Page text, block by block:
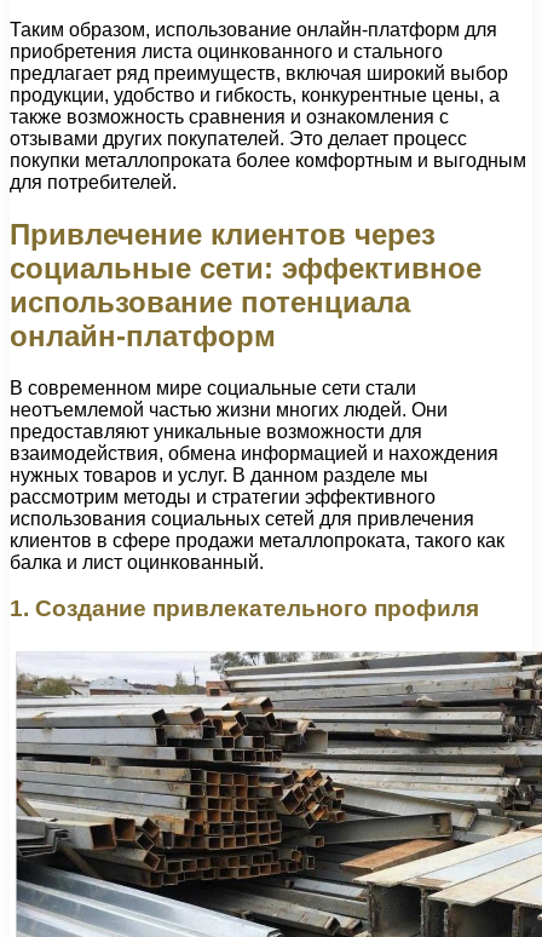
Таким образом, использование онлайн-платформ для
приобретения листа оцинкованного и стального
предлагает ряд преимуществ, включая широкий выбор
продукции, удобство и гибкость, конкурентные цены, а
также возможность сравнения и ознакомления с
отзывами других покупателей. Это делает процесс
покупки металлопроката более комфортным и выгодным
для потребителей.
Привлечение клиентов через
социальные сети: эффективное
использование потенциала
онлайн-платформ
В современном мире социальные сети стали
неотъемлемой частью жизни многих людей. Они
предоставляют уникальные возможности для
взаимодействия, обмена информацией и нахождения
нужных товаров и услуг. В данном разделе мы
рассмотрим методы и стратегии эффективного
использования социальных сетей для привлечения
клиентов в сфере продажи металлопроката, такого как
балка и лист оцинкованный.
1. Создание привлекательного профиля